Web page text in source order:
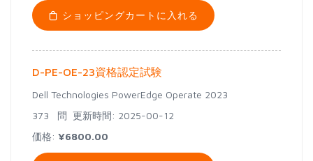
ショッピングカートに入れる
D-PE-OE-23資格認定試験
Dell Technologies PowerEdge Operate 2023
373 問 更新時間: 2025-00-12
価格: ¥6800.00